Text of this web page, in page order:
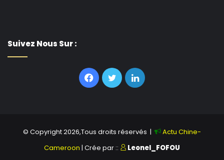
Suivez Nous Sur :
Facebook
TwitterLinkedin
© Copyright 2026,Tous droits réservés |
Actu Chine-
Cameroon | Crée par ::
Leonel_FOFOU